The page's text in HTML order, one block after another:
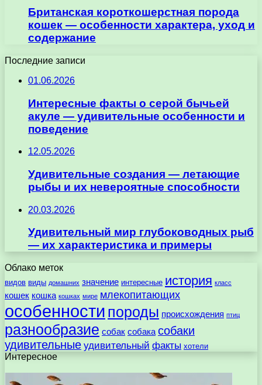
Британская короткошерстная порода
кошек — особенности характера, уход и
содержание
Последние записи
01.06.2026
Интересные факты о серой бычьей
акуле — удивительные особенности и
поведение
12.05.2026
Удивительные создания — летающие
рыбы и их невероятные способности
20.03.2026
Удивительный мир глубоководных рыб
— их характеристика и примеры
Облако меток
видов виды домашних значение интересные история класс
кошек кошка кошках мире млекопитающих
особенности породы происхождения птиц
разнообразие собак собака собаки
удивительные удивительный факты хотели
Интересное